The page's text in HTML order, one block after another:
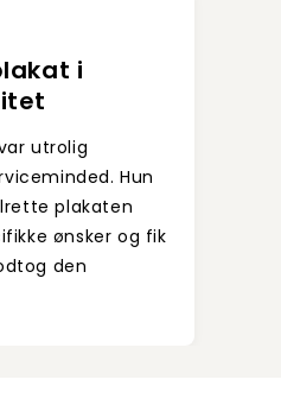
i
utrolig
Hun
plakaten
ønsker og fik
den